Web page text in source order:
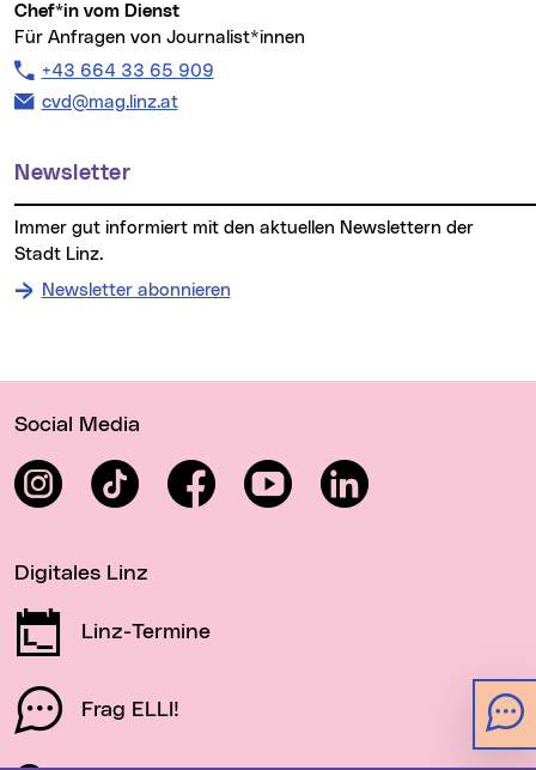
Chef*in vom Dienst
Für Anfragen von Journalist*innen
Telefon:
+43 664 33 65 909
E-Mail Adresse:
cvd@mag.linz.at
Newsletter
Stadt Linz.
Newsletter abonnieren
Social Media
InstagramTikTok FacebookYouTube LinkedIn
Digitales Linz
Linz-Termine
Frag ELLI!